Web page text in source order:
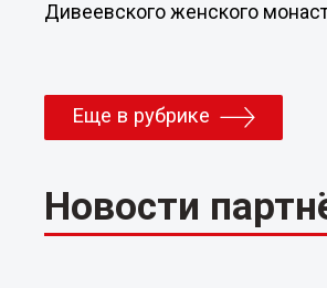
Дивеевского женского
Еще в рубрике
Новости